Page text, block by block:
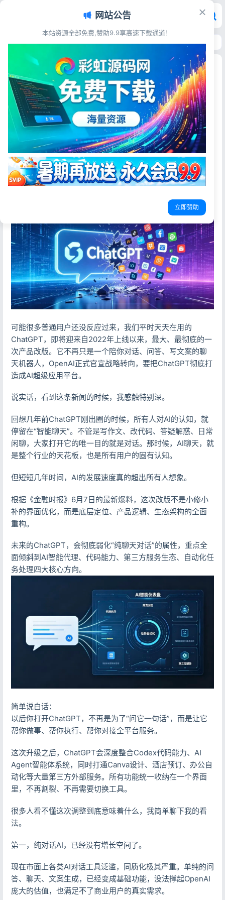
首页>站长资讯>ChatGPT全面转型 正式打造AI超级应用平台
ChatGPT全面转型 正式打造AI超级应用平台
彩虹源码网
2026-06-08 20阅读
聊天已死！6月7日重磅消息：ChatGPT正式告别聊天时代，
全面转型超级应用平台
就在刚刚过去的6月7日，整个AI圈、互联网圈都炸锅了。
OpenAI高管对外放出一句极其颠覆行业的话，也直接宣告了
可能很多普通用户还没反应过来，我们平时天天在用的
ChatGPT，即将迎来自2022年上线以来，最大、最彻底的一
次产品改版。它不再只是一个陪你对话、问答、写文案的聊
天机器人，OpenAI正式官宣战略转向，要把ChatGPT彻底打
造成AI超级应用平台。
说实话，看到这条新闻的时候，我感触特别深。
回想几年前ChatGPT刚出圈的时候，所有人对AI的认知，就
停留在“智能聊天”。不管是写作文、改代码、答疑解惑、日常
闲聊，大家打开它的唯一目的就是对话。那时候，AI聊天，就
是整个行业的天花板，也是所有用户的固有认知。
但短短几年时间，AI的发展速度真的超出所有人想象。
根据《金融时报》6月7日的最新爆料，这次改版不是小修小
补的界面优化，而是底层定位、产品逻辑、生态架构的全面
重构。
未来的ChatGPT，会彻底弱化“纯聊天对话”的属性，重点全
面倾斜到AI智能代理、代码能力、第三方服务生态、自动化任
务处理四大核心方向。
简单说白话：
以后你打开ChatGPT，不再是为了“问它一句话”，而是让它
帮你做事、帮你执行、帮你对接全平台服务。
这次升级之后，ChatGPT会深度整合Codex代码能力、AI
Agent智能体系统，同时打通Canva设计、酒店预订、办公自
动化等大量第三方外部服务。所有功能统一收纳在一个界面
里，不再割裂、不再需要切换工具。
很多人看不懂这次调整到底意味着什么，我简单聊下我的看
法。
第一，纯对话AI，已经没有增长空间了。
现在市面上各类AI对话工具泛滥，同质化极其严重。单纯的问
答、聊天、文案生成，已经变成基础功能，没法撑起OpenAI
庞大的估值，也满足不了商业用户的真实需求。
网站公告
本站资源全部免费,赞助9.9享高速下载通道！
立即赞助